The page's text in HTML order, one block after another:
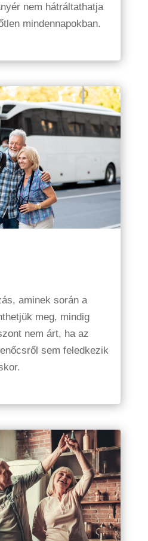
nem hátráltathatja
mindennapokban.
aminek során a
meg, mindig
nem árt, ha az
sem feledkezik